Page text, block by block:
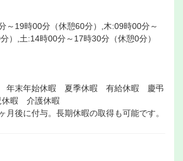
～19時00分（休憩60分）,木:09時00分～
）,土:14時00分～17時30分（休憩0分）
年末年始休暇 夏季休暇 有給休暇 慶弔
暇 介護休暇
月後に付与。長期休暇の取得も可能です。